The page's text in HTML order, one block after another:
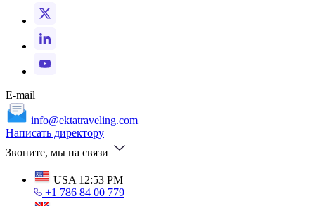
E-mail
info@ektatraveling.com
Написать директору
Звоните, мы на связи
USA 12:53 PM
+1 786 84 00 779